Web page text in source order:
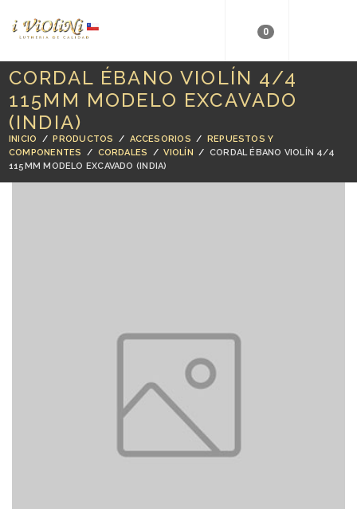
0
CORDAL ÉBANO VIOLÍN 4/4
115MM MODELO EXCAVADO
(INDIA)
INICIO /PRODUCTOS / ACCESORIOS / REPUESTOS Y
COMPONENTES
/ CORDALES /VIOLÍN / CORDAL ÉBANO VIOLÍN 4/4
115MM MODELO EXCAVADO (INDIA)